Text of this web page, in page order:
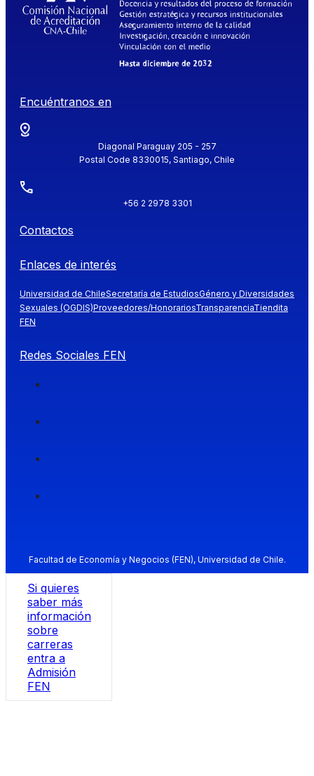
Encuéntranos en
Diagonal Paraguay 205 - 257
Postal Code 8330015, Santiago, Chile
+56 2 2978 3301
Contactos
Enlaces de interés
Universidad de ChileSecretaría de EstudiosGénero y Diversidades
Sexuales (OGDIS)Proveedores/HonorariosTransparenciaTiendita
FEN
Redes Sociales FEN
Facultad de Economía y Negocios (FEN), Universidad de Chile.
Si quieres
saber más
información
sobre
carreras
entra a
Admisión
FEN